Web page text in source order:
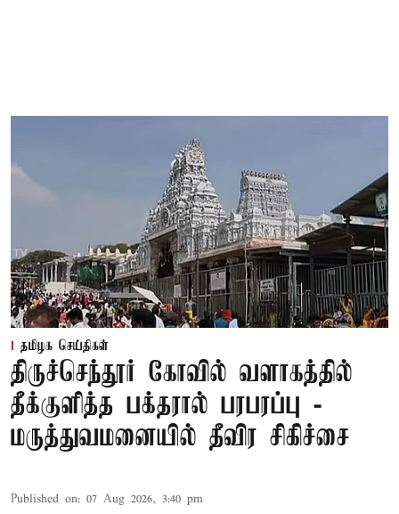
தமிழக செய்திகள்
திருச்செந்தூர் கோவில் வளாகத்தில்
தீக்குளித்த பக்தரால் பரபரப்பு -
மருத்துவமனையில் தீவிர சிகிச்சை
Published on: 07 Aug 2026, 3:40 pm